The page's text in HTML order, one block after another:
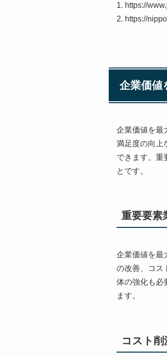
1. https://
2. https://
企業価値
企業価値を最
満足度の向上
できます。重
とです。
重要要素
企業価値を最
の改善、コス
体の強化も必
ます。
コスト削